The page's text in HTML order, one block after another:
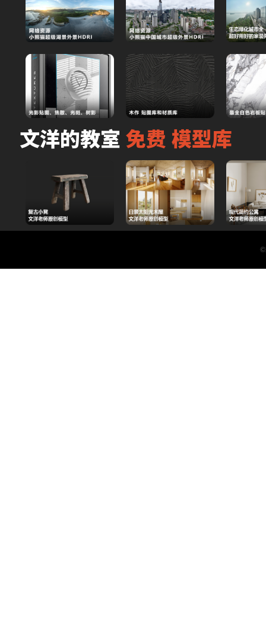
文洋的教室 免费 模型库